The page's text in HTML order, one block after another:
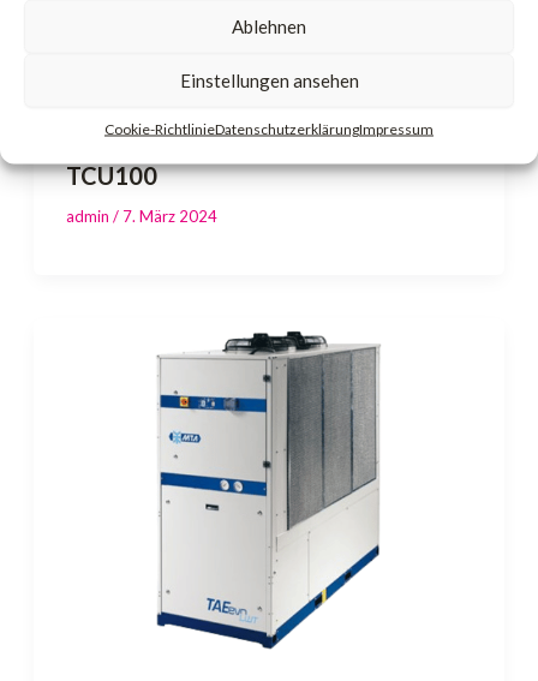
Ablehnen
Einstellungen ansehen
Cookie-RichtlinieDatenschutzerklärungImpressum
TCU100
admin / 7. März 2024